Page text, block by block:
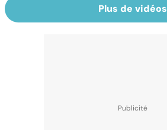
Plus de vidéos